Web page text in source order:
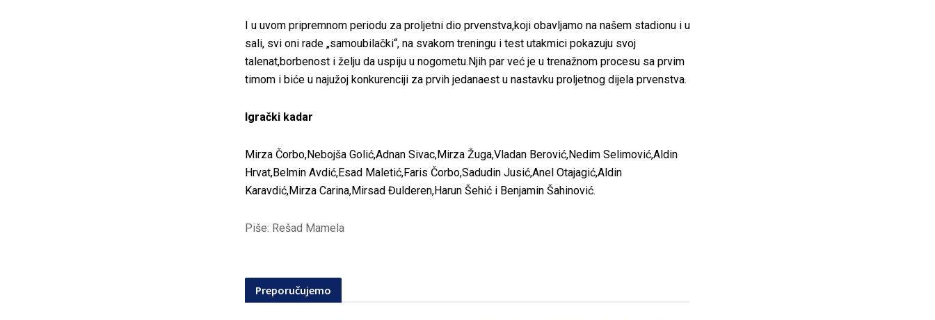
I u uvom pripremnom periodu za proljetni dio prvenstva,koji obavljamo na našem stadionu i u
sali, svi oni rade „samoubilački“, na svakom treningu i test utakmici pokazuju svoj
talenat,borbenost i želju da uspiju u nogometu.Njih par već je u trenažnom procesu sa prvim
timom i biće u najužoj konkurenciji za prvih jedanaest u nastavku proljetnog dijela prvenstva.
Igrački kadar
Mirza Čorbo,Nebojša Golić,Adnan Sivac,Mirza Žuga,Vladan Berović,Nedim Selimović,Aldin
Hrvat,Belmin Avdić,Esad Maletić,Faris Čorbo,Sadudin Jusić,Anel Otajagić,Aldin
Karavdić,Mirza Carina,Mirsad Đulderen,Harun Šehić i Benjamin Šahinović.
Piše: Rešad Mamela
Preporučujemo